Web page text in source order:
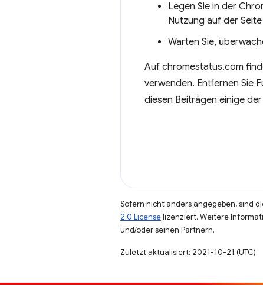
Legen Sie in der
Nutzung auf der
Warten Sie,
Auf chromestatus.com
verwenden. Entfernen Sie
diesen Beiträgen einige
Sofern nicht anders angegeben, sind
2.0 Licenselizenziert. Weitere
und/oder seinen Partnern.
Zuletzt aktualisiert: 2021-10-21 (UTC).